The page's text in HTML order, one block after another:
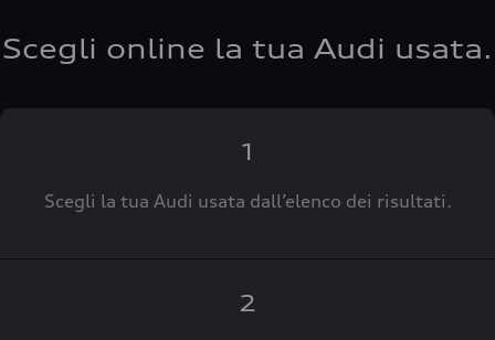
Scegli online la tua Audi usata.
1
Scegli la tua Audi usata dall’elenco dei risultati.
2